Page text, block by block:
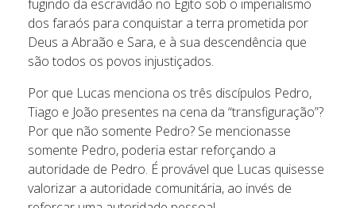
fugindo da escravidão no Egito sob o imperialismo
dos faraós para conquistar a terra prometida por
Deus a Abraão e Sara, e à sua descendência que
são todos os povos injustiçados.
Por que Lucas menciona os três discípulos Pedro,
Tiago e João presentes na cena da “transfiguração”?
Por que não somente Pedro? Se mencionasse
somente Pedro, poderia estar reforçando a
autoridade de Pedro. É provável que Lucas quisesse
valorizar a autoridade comunitária, ao invés de